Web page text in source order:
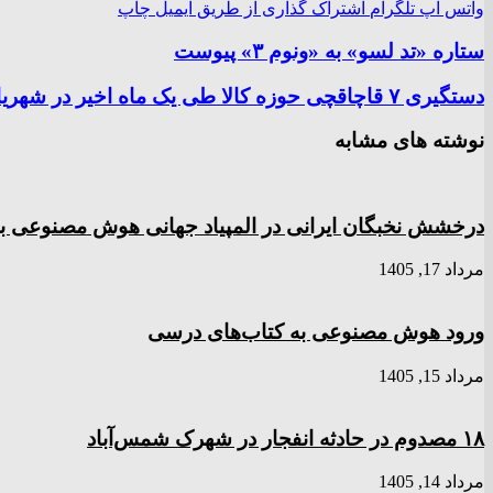
واتس آپ تلگرام اشتراک گذاری از طریق ایمیل چاپ
ستاره «تد لسو» به «ونوم ۳» پیوست
دستگیری ۷ قاچاقچی حوزه کالا طی یک ماه اخیر در شهریار
نوشته های مشابه
درخشش نخبگان ایرانی در المپیاد جهانی هوش مصنوعی با
مرداد 17, 1405
ورود هوش مصنوعی به کتاب‌های درسی
مرداد 15, 1405
۱۸ مصدوم در حادثه انفجار در شهرک شمس‌آباد
مرداد 14, 1405